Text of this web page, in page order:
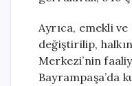
Ayrıca, emekli
değiştirilip,
Merkezi’nin
Bayrampaşa’da